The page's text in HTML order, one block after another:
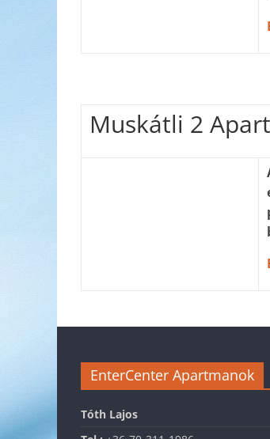
Muskátli 2
EnterCenter Apartmanok
Tóth Lajos